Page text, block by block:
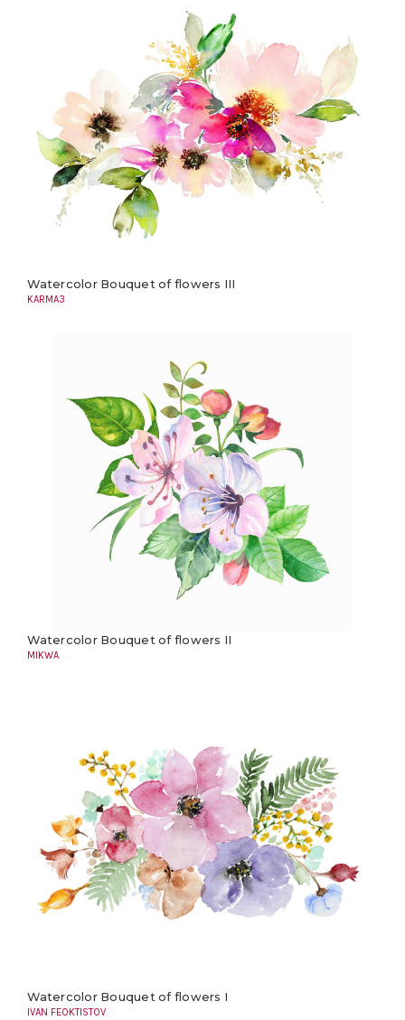
Watercolor Bouquet of flowers III
KARMA3
Watercolor Bouquet of flowers II
MIKWA
Watercolor Bouquet of flowers I
IVAN FEOKTISTOV